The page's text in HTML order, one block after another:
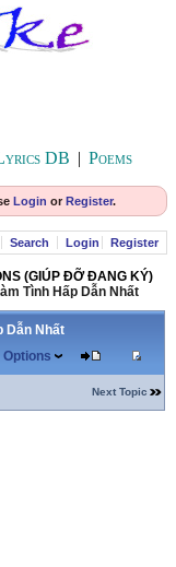
DB | Poems
Login or Register.
Search Login Register
(GIÚP ĐỠ ĐANG KÝ)
Tình Hấp Dẫn Nhất
Dẫn Nhất
Options
Next Topic